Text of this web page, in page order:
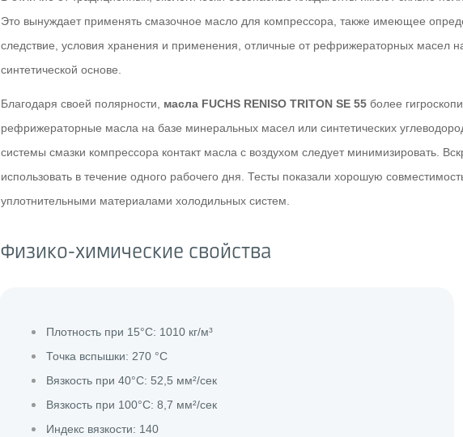
Это вынуждает применять смазочное масло для компрессора, также имеющее
следствие, условия хранения и применения, отличные от рефрижераторных масел
синтетической основе.
Благодаря своей полярности, масла FUCHS RENISO TRITON SE 55более
рефрижераторные масла на базе минеральных масел или синтетических
системы смазки компрессора контакт масла с воздухом следует минимизировать.
использовать в течение одного рабочего дня. Тесты показали хорошую
уплотнительными материалами холодильных систем.
Физико-химические свойства
Плотность при 15°C: 1010 кг/м³
Точка вспышки: 270 °C
Вязкость при 40°C: 52,5 мм²/сек
Вязкость при 100°C: 8,7 мм²/сек
Индекс вязкости: 140